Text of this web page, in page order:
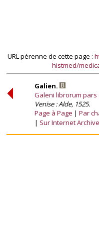
URL pérenne de cette page :
histmed/
Galien.
Galeni librorum pars
Venise : Alde, 1525.
Page à Page
Par
Sur Internet Archive